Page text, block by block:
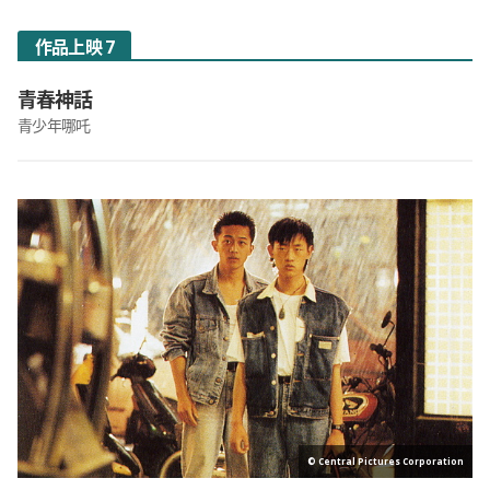
作品上映 7
青春神話
青少年哪吒
© Central Pictures Corporation